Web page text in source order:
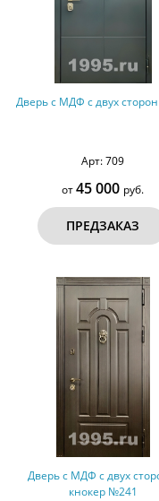
Дверь с МДФ с двух
Арт: 709
от45 000 руб.
ПРЕДЗАКАЗ
Дверь с МДФ с двух
кнокер №241